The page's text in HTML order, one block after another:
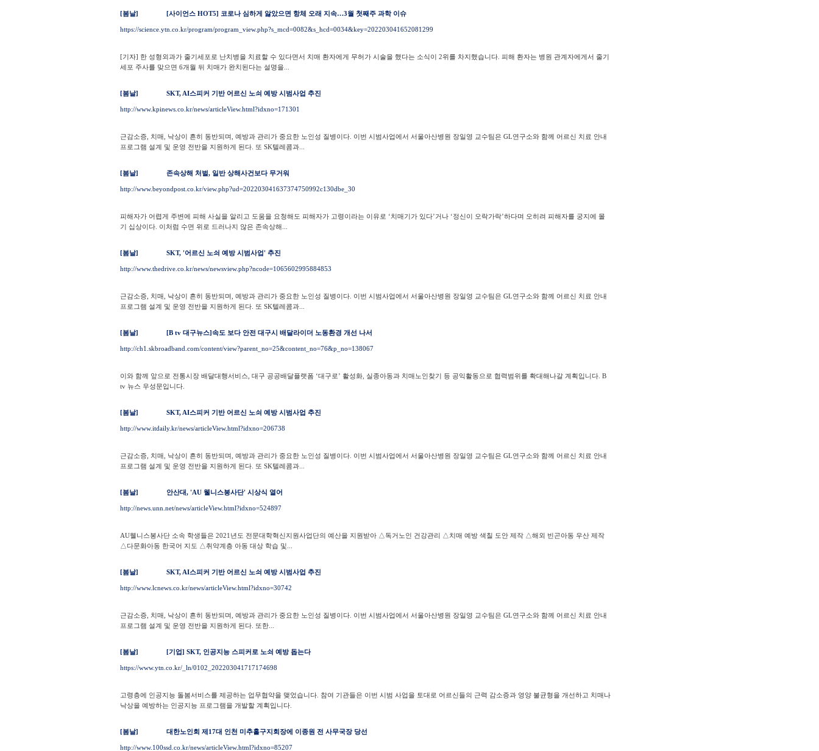
[봄날] [사이언스 HOT5] 코로나 심하게 앓았으면 항체 오래 지속…3월 첫째주 과학 이슈
https://science.ytn.co.kr/program/program_view.php?s_mcd=0082&s_hcd=0034&key=202203041652081299
[기자] 한 성형외과가 줄기세포로 난치병을 치료할 수 있다면서 치매 환자에게 무허가 시술을 했다는 소식이 2위를 차지했습니다. 피해 환자는 병원 관계자에게서 줄기
세포 주사를 맞으면 6개월 뒤 치매가 완치된다는 설명을...
[봄날] SKT, AI스피커 기반 어르신 노쇠 예방 시범사업 추진
http://www.kpinews.co.kr/news/articleView.html?idxno=171301
근감소증, 치매, 낙상이 흔히 동반되며, 예방과 관리가 중요한 노인성 질병이다. 이번 시범사업에서 서울아산병원 장일영 교수팀은 GL연구소와 함께 어르신 치료 안내
프로그램 설계 및 운영 전반을 지원하게 된다. 또 SK텔레콤과...
[봄날] 존속상해 처벌, 일반 상해사건보다 무거워
http://www.beyondpost.co.kr/view.php?ud=202203041637374750992c130dbe_30
피해자가 어렵게 주변에 피해 사실을 알리고 도움을 요청해도 피해자가 고령이라는 이유로 ‘치매기가 있다’거나 ‘정신이 오락가락’하다며 오히려 피해자를 궁지에 몰
기 십상이다. 이처럼 수면 위로 드러나지 않은 존속상해...
[봄날] SKT, '어르신 노쇠 예방 시범사업' 추진
http://www.thedrive.co.kr/news/newsview.php?ncode=1065602995884853
근감소증, 치매, 낙상이 흔히 동반되며, 예방과 관리가 중요한 노인성 질병이다. 이번 시범사업에서 서울아산병원 장일영 교수팀은 GL연구소와 함께 어르신 치료 안내
프로그램 설계 및 운영 전반을 지원하게 된다. 또 SK텔레콤과...
[봄날] [B tv 대구뉴스]속도 보다 안전 대구시 배달라이더 노동환경 개선 나서
http://ch1.skbroadband.com/content/view?parent_no=25&content_no=76&p_no=138067
이와 함께 앞으로 전통시장 배달대행서비스, 대구 공공배달플랫폼 ‘대구로’ 활성화, 실종아동과 치매노인찾기 등 공익활동으로 협력범위를 확대해나갈 계획입니다. B
tv 뉴스 우성문입니다.
[봄날] SKT, AI스피커 기반 어르신 노쇠 예방 시범사업 추진
http://www.itdaily.kr/news/articleView.html?idxno=206738
근감소증, 치매, 낙상이 흔히 동반되며, 예방과 관리가 중요한 노인성 질병이다. 이번 시범사업에서 서울아산병원 장일영 교수팀은 GL연구소와 함께 어르신 치료 안내
프로그램 설계 및 운영 전반을 지원하게 된다. 또 SK텔레콤과...
[봄날] 안산대, 'AU 웰니스봉사단' 시상식 열어
http://news.unn.net/news/articleView.html?idxno=524897
AU웰니스봉사단 소속 학생들은 2021년도 전문대학혁신지원사업단의 예산을 지원받아 △독거노인 건강관리 △치매 예방 색칠 도안 제작 △해외 빈곤아동 우산 제작
△다문화아동 한국어 지도 △취약계층 아동 대상 학습 및...
[봄날] SKT, AI스피커 기반 어르신 노쇠 예방 시범사업 추진
http://www.lcnews.co.kr/news/articleView.html?idxno=30742
근감소증, 치매, 낙상이 흔히 동반되며, 예방과 관리가 중요한 노인성 질병이다. 이번 시범사업에서 서울아산병원 장일영 교수팀은 GL연구소와 함께 어르신 치료 안내
프로그램 설계 및 운영 전반을 지원하게 된다. 또한...
[봄날] [기업] SKT, 인공지능 스피커로 노쇠 예방 돕는다
https://www.ytn.co.kr/_ln/0102_202203041717174698
고령층에 인공지능 돌봄서비스를 제공하는 업무협약을 맺었습니다. 참여 기관들은 이번 시범 사업을 토대로 어르신들의 근력 감소증과 영양 불균형을 개선하고 치매나
낙상을 예방하는 인공지능 프로그램을 개발할 계획입니다.
[봄날] 대한노인회 제17대 인천 미추홀구지회장에 이종원 전 사무국장 당선
http://www.100ssd.co.kr/news/articleView.html?idxno=85207